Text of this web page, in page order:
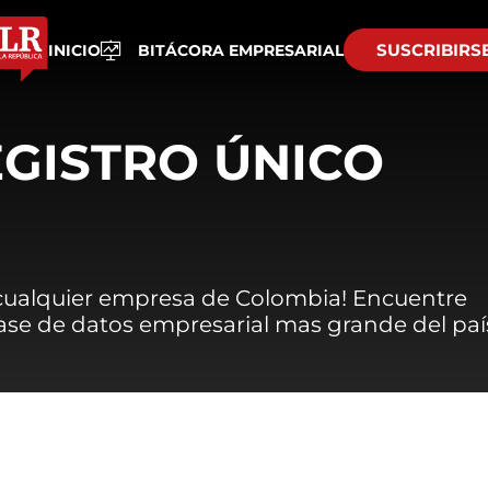
INICIO BITÁCORA EMPRESARIAL
ÚNICO
empresa de Colombia! Encuentre
de datos empresarial mas grande del